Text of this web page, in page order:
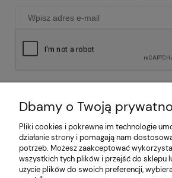
Dbamy o Twoją
Pliki cookies i pokrewne im technologie
działanie strony i pomagają nam
potrzeb. Możesz zaakceptować
wszystkich tych plików i przejść do sklepu
użycie plików do swoich preferencji,